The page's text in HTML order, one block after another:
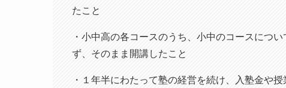
たこと
・小中高の各コースのうち、小中のコースにつ
ず、そのまま開講したこと
・１年半にわたって塾の経営を続け、入塾金や